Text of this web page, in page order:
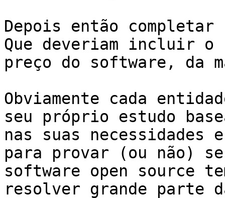
Depois então
Que deveriam incluir o
preço do software, da
Obviamente cada
seu próprio estudo
nas suas
para provar (ou não)
software open source
resolver grande parte